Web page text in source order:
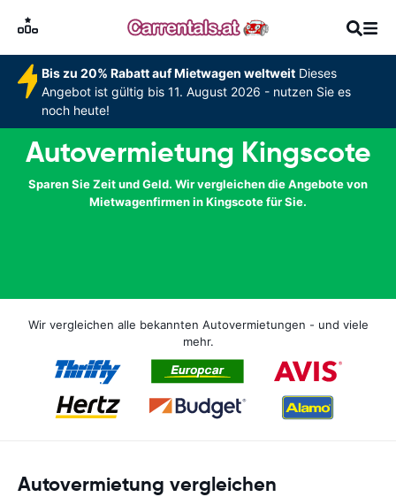
Bis zu 20% Rabatt auf Mietwagen weltweitDieses
Angebot ist gültig bis 11. August 2026 - nutzen Sie es
noch heute!
Autovermietung Kingscote
Sparen Sie Zeit und Geld. Wir vergleichen die Angebote von
Mietwagenfirmen in Kingscote für Sie.
Wir vergleichen alle bekannten Autovermietungen - und viele
mehr.
Autovermietung vergleichen